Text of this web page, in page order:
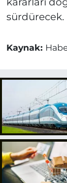
sürdürecek.
Kaynak: